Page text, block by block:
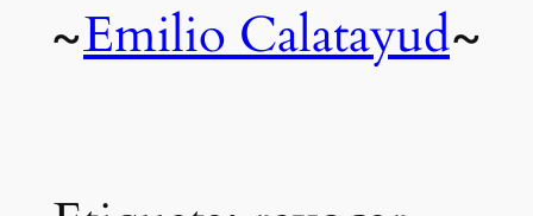
~Emilio Calatayud~